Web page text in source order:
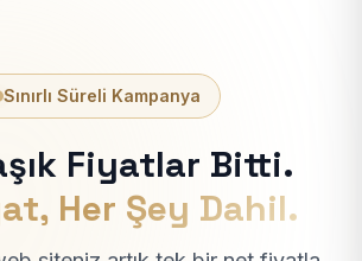
Sınırlı Süreli Kampanya
Fiyatlar Bitti.
Her Şey Dahil.